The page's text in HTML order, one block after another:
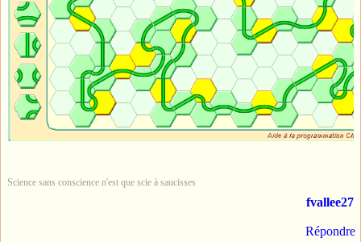
Science sans conscience n'est que scie à saucisses
fvallee27
Répondre